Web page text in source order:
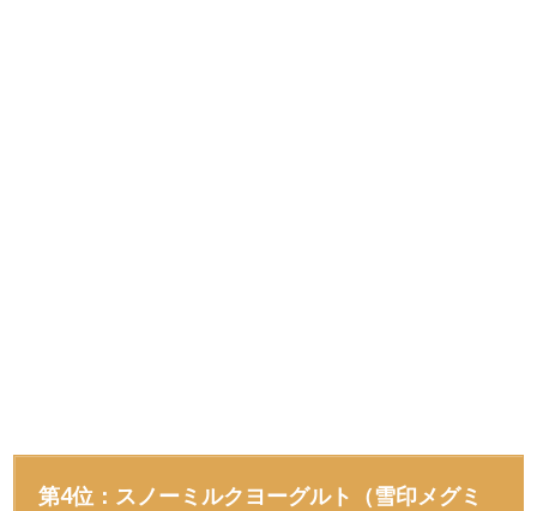
第4位：スノーミルクヨーグルト（雪印メグミ